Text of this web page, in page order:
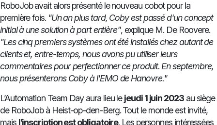
RoboJob avait alors présenté le nouveau cobot pour la
première fois. "Un an plus tard, Coby est passé d'un concept
initial à une solution à part entière", explique M. De Roovere.
"Les cinq premiers systèmes ont été installés chez autant de
clients et, entre-temps, nous avons pu utiliser leurs
commentaires pour perfectionner ce produit. En septembre,
nous présenterons Coby à l'EMO de Hanovre."
L’Automation Team Day aura lieu lejeudi 1 juin 2023au siège
de RoboJob à Heist-op-den-Berg. Tout le monde est invité,
mais l’inscription est obligatoire. Les personnes intéressées